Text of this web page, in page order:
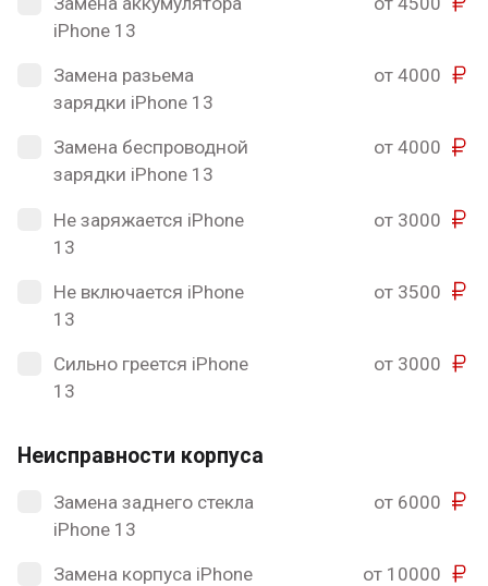
iPhone 13
Замена разьема
зарядки iPhone 13
от 4000
Замена беспроводной
зарядки iPhone 13
от 4000
Не заряжается iPhone
13
от 3000
Не включается iPhone
13
от 3500
Сильно греется iPhone
13
от 3000
Неисправности корпуса
Замена заднего стекла
iPhone 13
от 6000
Замена корпуса iPhone
от 10000